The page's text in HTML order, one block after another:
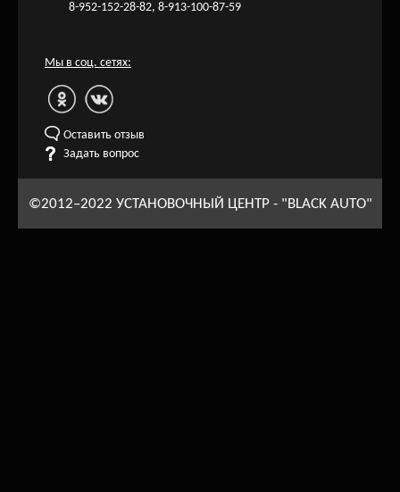
8-952-152-28-82, 8-913-100-87-59
Мы в соц. сетях:
Оставить отзыв
Задать вопрос
©2012–2022 УСТАНОВОЧНЫЙ ЦЕНТР - "BLACK AUTO"